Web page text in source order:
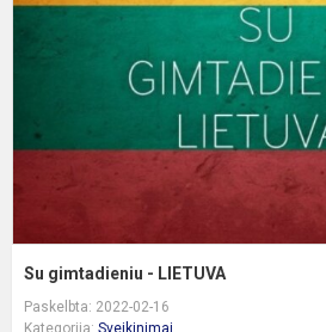
Su gimtadieniu - LIETUVA
Paskelbta: 2022-02-16